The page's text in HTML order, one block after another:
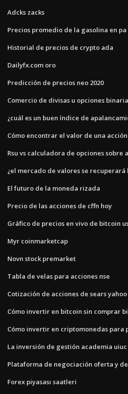
Adcks zacks
Precios promedio de la gasolina en pa
Historial de precios de crypto ada
Dailyfx.com oro
Predicción de precios neo 2020
Comercio de divisas u opciones
¿cuál es un buen índice de
Cómo encontrar el valor de una acción
Rsu vs calculadora de opciones sobre
¿el mercado de valores se recuperará
El futuro de la moneda rizada
Precio de las acciones de cffn hoy
Gráfico de precios en vivo de bitcoin
Myr coinmarketcap
Novn stock premarket
Tabla de velas para acciones nse
Cotización de acciones de sears yahoo
Cómo invertir en bitcoin sin comprar
Cómo invertir en criptomonedas para
La inversión de gestión academia uiuc
Plataforma de negociación oferta y
Forex piyasası saatleri